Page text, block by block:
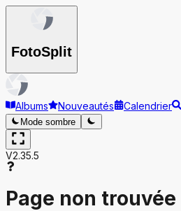
FotoSplit
Albums Nouveautés Calendrier
Mode sombre
V2.35.5
Page non trouvée